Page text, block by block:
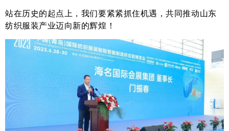
站在历史的起点上，我们要紧紧抓住机遇，共同推动山东
纺织服装产业迈向新的辉煌！